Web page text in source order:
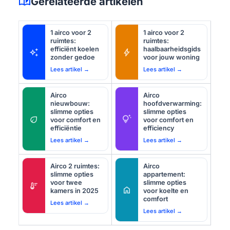
auto_awesome
1 airco voor 2
ruimtes:
efficiënt koelen
zonder gedoe
Lees artikel →
bolt
1 airco voor 2
ruimtes:
haalbaarheidsgids
voor jouw woning
Lees artikel →
eco
Airco
nieuwbouw:
slimme opties
voor comfort en
efficiëntie
Lees artikel →
tips_and_updates
Airco
hoofdverwarming:
slimme opties
voor comfort en
efficiency
Lees artikel →
thermostat
Airco 2 ruimtes:
slimme opties
voor twee
kamers in 2025
Lees artikel →
home
Airco
appartement:
slimme opties
voor koelte en
comfort
Lees artikel →